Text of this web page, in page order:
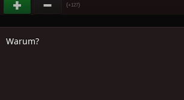
(+127)
Warum?